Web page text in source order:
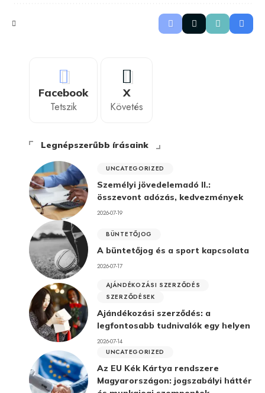
Facebook
Tetszik
X
Követés
Legnépszerűbb írásaink
UNCATEGORIZED
Személyi jövedelemadó II.:
összevont adózás, kedvezmények
2026-07-19
BÜNTETŐJOG
A büntetőjog és a sport kapcsolata
2026-07-17
AJÁNDÉKOZÁSI SZERZŐDÉS
SZERZŐDÉSEK
Ajándékozási szerződés: a
legfontosabb tudnivalók egy helyen
2026-07-14
UNCATEGORIZED
Az EU Kék Kártya rendszere
Magyarországon: jogszabályi háttér